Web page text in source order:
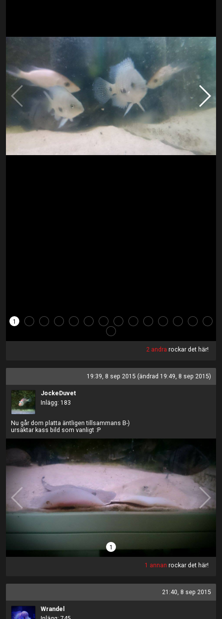
1
2 andra rockar det här!
19:39, 8 sep 2015 (ändrad 19:49, 8 sep 2015)
JockeDuvet
Inlägg: 183
Nu går dom platta äntligen tillsammans B-)
ursäktar kass bild som vanligt :P
1
1 annan rockar det här!
21:40, 8 sep 2015
Wrandel